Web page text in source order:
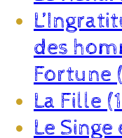
des
Fortune
La Fille
Le